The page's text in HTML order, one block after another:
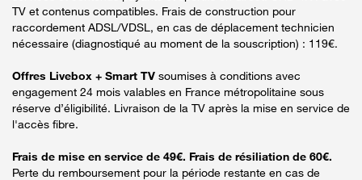
TV et contenus compatibles. Frais de construction pour
raccordement ADSL/VDSL, en cas de déplacement technicien
nécessaire (diagnostiqué au moment de la souscription) : 119€.
Offres Livebox + Smart TV soumises à conditions avec
engagement 24 mois valables en France métropolitaine sous
réserve d’éligibilité. Livraison de la TV après la mise en service de
l'accès fibre.
Frais de mise en service de 49€. Frais de résiliation de 60€.
Perte du remboursement pour la période restante en cas de